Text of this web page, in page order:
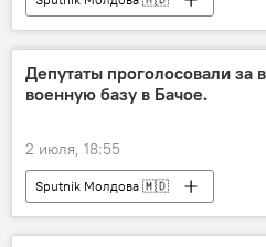
Депутаты проголосовали за
военную базу в Бачое.
2 июля, 18:55
Sputnik Молдова 🇲🇩